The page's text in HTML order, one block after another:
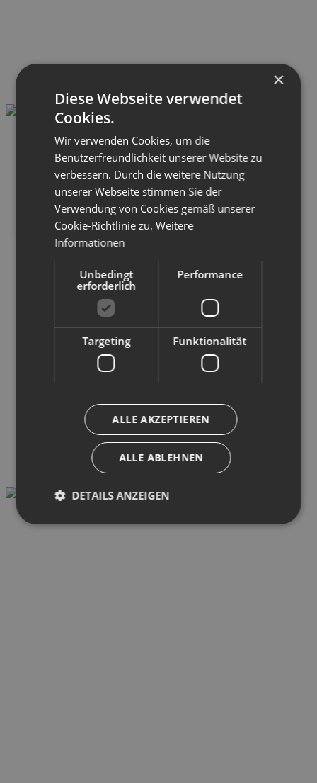
×
Diese Webseite verwendet
Cookies.
Wir verwenden Cookies, um die
Benutzerfreundlichkeit unserer Website zu
verbessern. Durch die weitere Nutzung
unserer Webseite stimmen Sie der
Verwendung von Cookies gemäß unserer
Cookie-Richtlinie zu.Weitere
Informationen
Unbedingt
erforderlich
Performance
Targeting Funktionalität
ALLE AKZEPTIEREN
ALLE ABLEHNEN
DETAILS ANZEIGEN